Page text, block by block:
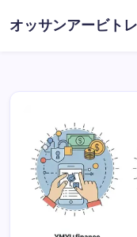
ンオッサンアービト